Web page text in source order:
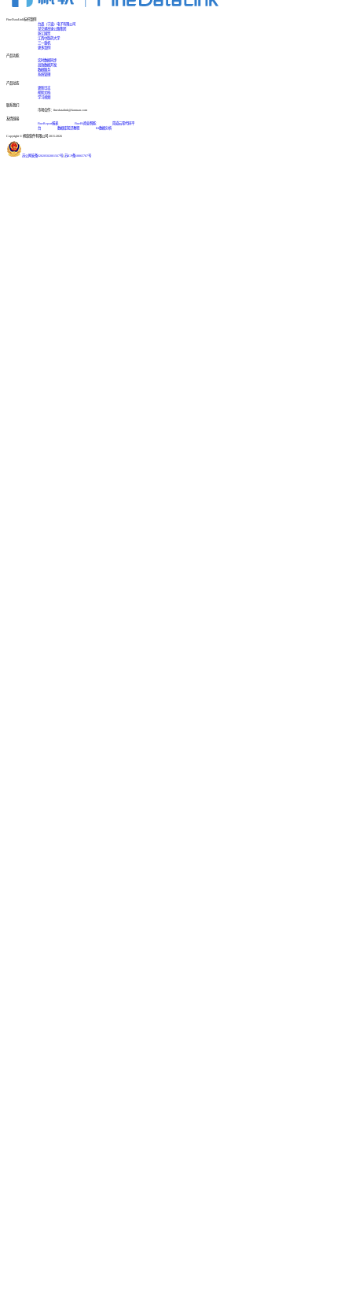
FineDataLink标杆案例
台晶（宁波）电子有限公司
某交通高速公路集团
浙江国贸
江西中医药大学
三一重机
更多案例
产品功能
实时数据同步
高效数据开发
数据服务
系统管理
产品动态
更新日志
帮助文档
学习视频
联系我们
市场合作：finedatalink@fanruan.com
友情链接
FineReport报表
FineBI商业智能
简道云零代码平
台
数据库知识教程 BI数据分析
Copyright © 帆软软件有限公司 2015-2026
苏公网安备32020502001567号 苏ICP备18065767号